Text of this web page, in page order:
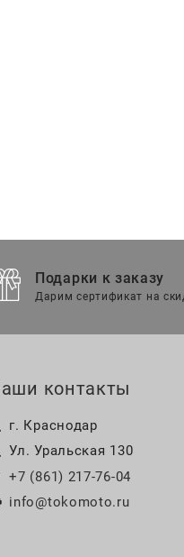
Подарки к заказу
Дарим сертификат на
контакты
г. Краснодар
Ул. Уральская 130
+7 (861) 217-76-04
info@tokomoto.ru